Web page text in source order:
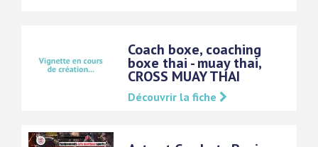
Coach boxe, coaching
boxe thai - muay thai,
CROSS MUAY THAI
Découvrir la fiche